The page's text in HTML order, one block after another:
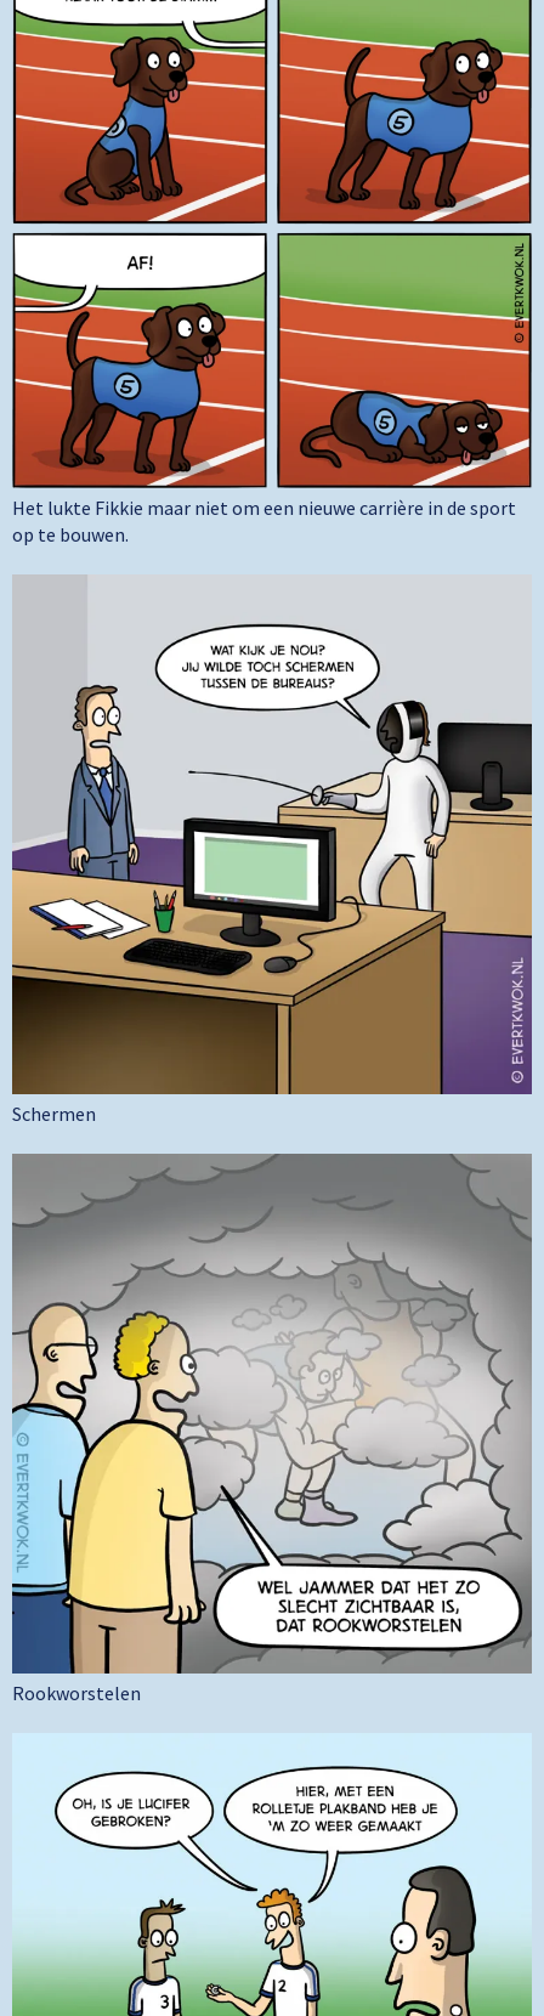
Het lukte Fikkie maar niet om een nieuwe carrière in de sport
op te bouwen.
Schermen
Rookworstelen